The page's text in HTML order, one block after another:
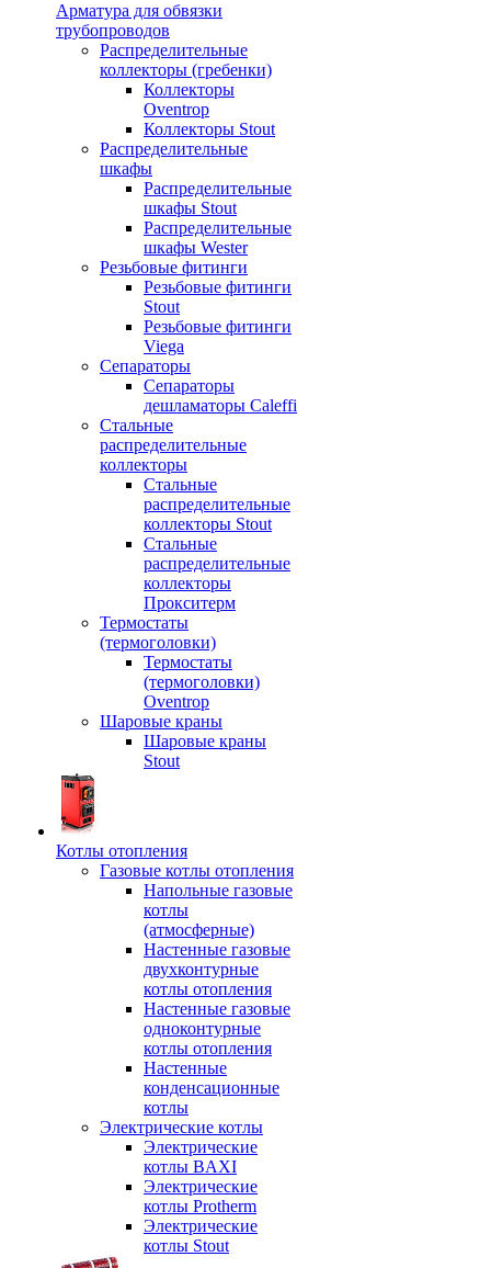
Арматура для обвязки
трубопроводов
Распределительные
коллекторы (гребенки)
Коллекторы
Oventrop
Коллекторы Stout
Распределительные
шкафы
Распределительные
шкафы Stout
Распределительные
шкафы Wester
Резьбовые фитинги
Резьбовые фитинги
Stout
Резьбовые фитинги
Viega
Сепараторы
Сепараторы
дешламаторы Caleffi
Стальные
распределительные
коллекторы
Стальные
распределительные
коллекторы Stout
Стальные
распределительные
коллекторы
Прокситерм
Термостаты
(термоголовки)
Термостаты
(термоголовки)
Oventrop
Шаровые краны
Шаровые краны
Stout
Котлы отопления
Газовые котлы отопления
Напольные газовые
котлы
(атмосферные)
Настенные газовые
двухконтурные
котлы отопления
Настенные газовые
одноконтурные
котлы отопления
Настенные
конденсационные
котлы
Электрические котлы
Электрические
котлы BAXI
Электрические
котлы Protherm
Электрические
котлы Stout